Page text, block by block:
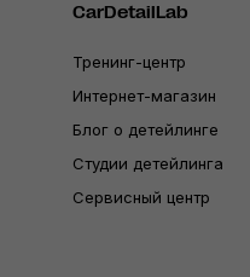
CarDetailLab
Тренинг-центр
Интернет-магазин
Блог о детейлинге
Студии детейлинга
Сервисный центр